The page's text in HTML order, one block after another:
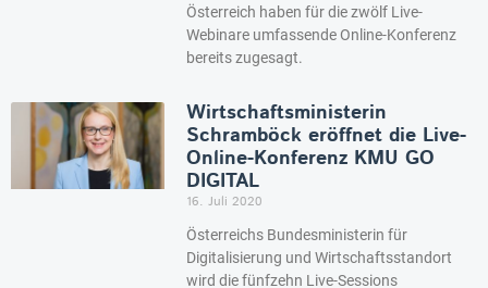
Österreich haben für die zwölf Live-
Webinare umfassende Online-Konferenz
bereits zugesagt.
Wirtschaftsministerin
Schramböck eröffnet die Live-
Online-Konferenz KMU GO
DIGITAL
16. Juli 2020
Österreichs Bundesministerin für
Digitalisierung und Wirtschaftsstandort
wird die fünfzehn Live-Sessions